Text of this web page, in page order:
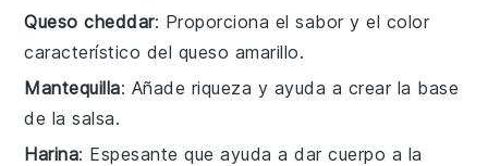
Queso cheddar: Proporciona el sabor y el color
característico del queso amarillo.
Mantequilla: Añade riqueza y ayuda a crear la base
de la salsa.
Harina: Espesante que ayuda a dar cuerpo a la